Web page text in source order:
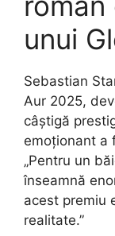
unui
Sebastian
Aur 2025,
câștigă
emoționant a
„Pentru un
înseamnă
acest premiu
realitate.”